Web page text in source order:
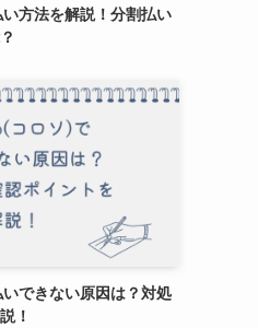
方法を解説！分割払い
できない原因は？対処
！